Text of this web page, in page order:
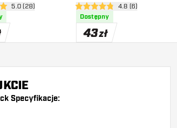
otwórz panel recenzji
5.0 (28) otwórz panel recenzji
4.8 gwiazdki oceny
4.8 (6)
Dostępny
43zł
Specyfikacje: